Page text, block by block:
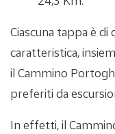
Ciascuna tappa è
caratteristica,
il Cammino
preferiti da
In effetti, il